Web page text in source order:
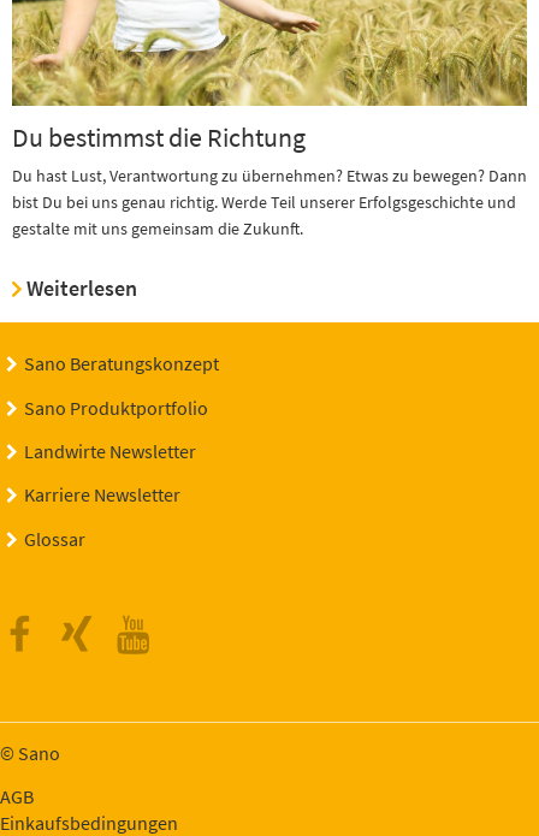
Du bestimmst die Richtung
Du hast Lust, Verantwortung zu übernehmen? Etwas zu bewegen? Dann
bist Du bei uns genau richtig. Werde Teil unserer Erfolgsgeschichte und
gestalte mit uns gemeinsam die Zukunft.
Weiterlesen
Sano Beratungskonzept
Sano Produktportfolio
Landwirte Newsletter
Karriere Newsletter
Glossar
Facebook
Xing
© Sano
AGB
Einkaufsbedingungen